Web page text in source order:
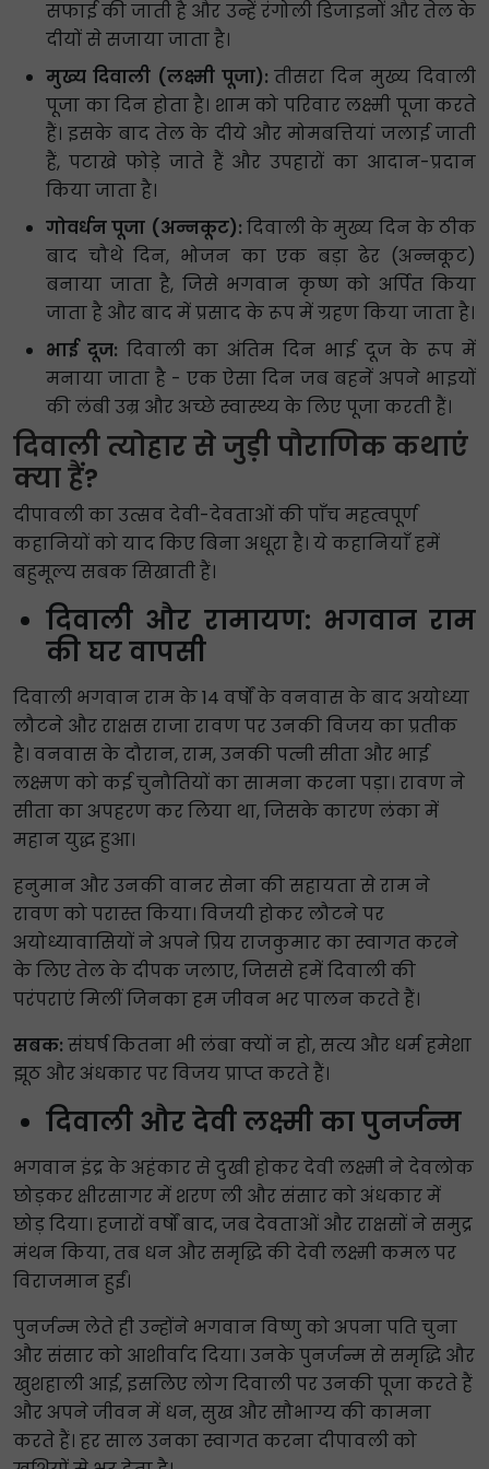
सफाई की जाती है और उन्हें रंगोली डिजाइनों और तेल के
दीयों से सजाया जाता है।
मुख्य दिवाली (लक्ष्मी पूजा): तीसरा दिन मुख्य दिवाली
पूजा का दिन होता है। शाम को परिवार लक्ष्मी पूजा करते
हैं। इसके बाद तेल के दीये और मोमबत्तियां जलाई जाती
हैं, पटाखे फोड़े जाते हैं और उपहारों का आदान-प्रदान
किया जाता है।
गोवर्धन पूजा (अन्नकूट): दिवाली के मुख्य दिन के ठीक
बाद चौथे दिन, भोजन का एक बड़ा ढेर (अन्नकूट)
बनाया जाता है, जिसे भगवान कृष्ण को अर्पित किया
जाता है और बाद में प्रसाद के रूप में ग्रहण किया जाता है।
भाई दूज: दिवाली का अंतिम दिन भाई दूज के रूप में
मनाया जाता है - एक ऐसा दिन जब बहनें अपने भाइयों
की लंबी उम्र और अच्छे स्वास्थ्य के लिए पूजा करती हैं।
दिवाली त्योहार से जुड़ी पौराणिक कथाएं
क्या हैं?
दीपावली का उत्सव देवी-देवताओं की पाँच महत्वपूर्ण
कहानियों को याद किए बिना अधूरा है। ये कहानियाँ हमें
बहुमूल्य सबक सिखाती हैं।
दिवाली और रामायण: भगवान राम
की घर वापसी
दिवाली भगवान राम के 14 वर्षों के वनवास के बाद अयोध्या
लौटने और राक्षस राजा रावण पर उनकी विजय का प्रतीक
है। वनवास के दौरान, राम, उनकी पत्नी सीता और भाई
लक्ष्मण को कई चुनौतियों का सामना करना पड़ा। रावण ने
सीता का अपहरण कर लिया था, जिसके कारण लंका में
महान युद्ध हुआ।
हनुमान और उनकी वानर सेना की सहायता से राम ने
रावण को परास्त किया। विजयी होकर लौटने पर
अयोध्यावासियों ने अपने प्रिय राजकुमार का स्वागत करने
के लिए तेल के दीपक जलाए, जिससे हमें दिवाली की
परंपराएं मिलीं जिनका हम जीवन भर पालन करते हैं।
सबक: संघर्ष कितना भी लंबा क्यों न हो, सत्य और धर्म हमेशा
झूठ और अंधकार पर विजय प्राप्त करते हैं।
दिवाली और देवी लक्ष्मी का पुनर्जन्म
भगवान इंद्र के अहंकार से दुखी होकर देवी लक्ष्मी ने देवलोक
छोड़कर क्षीरसागर में शरण ली और संसार को अंधकार में
छोड़ दिया। हजारों वर्षों बाद, जब देवताओं और राक्षसों ने समुद्र
मंथन किया, तब धन और समृद्धि की देवी लक्ष्मी कमल पर
विराजमान हुईं।
पुनर्जन्म लेते ही उन्होंने भगवान विष्णु को अपना पति चुना
और संसार को आशीर्वाद दिया। उनके पुनर्जन्म से समृद्धि और
खुशहाली आई, इसलिए लोग दिवाली पर उनकी पूजा करते हैं
और अपने जीवन में धन, सुख और सौभाग्य की कामना
करते हैं। हर साल उनका स्वागत करना दीपावली को